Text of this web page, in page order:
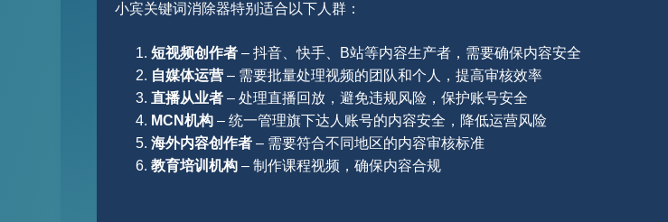
小宾关键词消除器特别适合以下人群：
短视频创作者 – 抖音、快手、B站等内容生产者，需要确保内容安全
自媒体运营 – 需要批量处理视频的团队和个人，提高审核效率
直播从业者 – 处理直播回放，避免违规风险，保护账号安全
MCN机构 – 统一管理旗下达人账号的内容安全，降低运营风险
海外内容创作者 – 需要符合不同地区的内容审核标准
教育培训机构 – 制作课程视频，确保内容合规